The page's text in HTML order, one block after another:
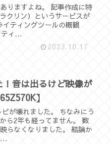
りますよね。 記事作成に特
クリン）というサービスが
ティングツールの概観
ィ...
2023.10.17
！音は出るけど映像が
】
が壊れました。 ちなみにう
ら2年も経ってません。 数
らなくなりました。 結論か